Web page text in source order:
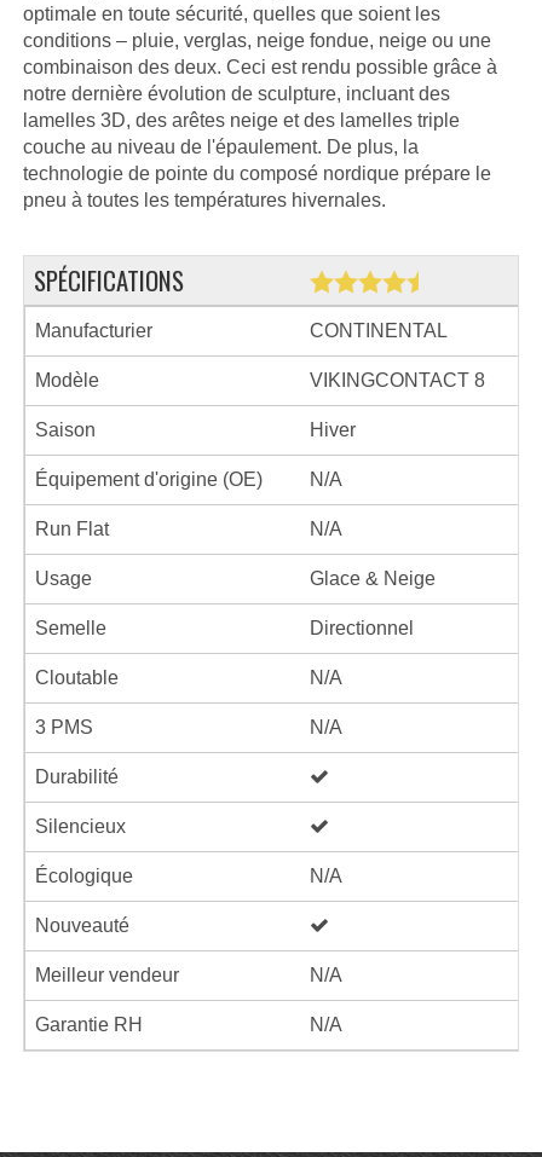
optimale en toute sécurité, quelles que soient les
conditions – pluie, verglas, neige fondue, neige ou une
combinaison des deux. Ceci est rendu possible grâce à
notre dernière évolution de sculpture, incluant des
lamelles 3D, des arêtes neige et des lamelles triple
couche au niveau de l'épaulement. De plus, la
technologie de pointe du composé nordique prépare le
pneu à toutes les températures hivernales.
SPÉCIFICATIONS
Manufacturier CONTINENTAL
Modèle VIKINGCONTACT 8
Saison Hiver
Équipement d'origine (OE) N/A
Run Flat N/A
Usage Glace & Neige
Semelle Directionnel
Cloutable N/A
3 PMS N/A
Durabilité
Silencieux
Écologique N/A
Nouveauté
Meilleur vendeur N/A
Garantie RH N/A